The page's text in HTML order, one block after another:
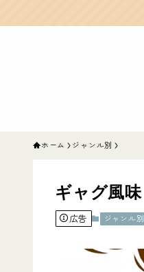
ホーム ジャンル別
ギャグ風味
広告 ジャンル別